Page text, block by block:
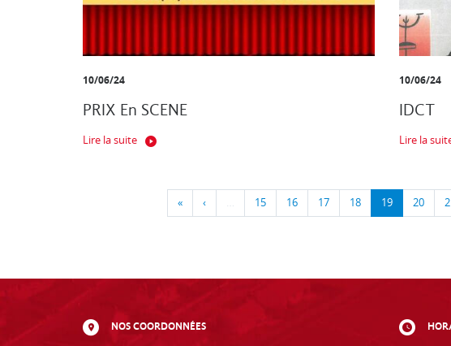
10/06/24
PRIX En SCENE
Lire la suite
10/06/24
IDCT
Lire la
« ‹ … 15 16 17 18 19 20
NOS COORDONNÉES